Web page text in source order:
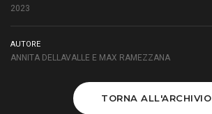
2023
AUTORE
ANNITA DELLAVALLE E MAX RAMEZZANA
TORNA ALL'ARCHIVIO